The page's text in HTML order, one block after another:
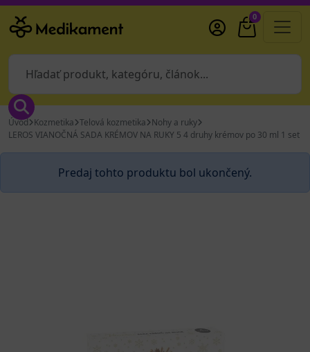
0
Úvod Kozmetika Telová kozmetika Nohy a ruky
LEROS VIANOČNÁ SADA KRÉMOV NA RUKY 5 4 druhy krémov po 30 ml 1 set
Predaj tohto produktu bol ukončený.